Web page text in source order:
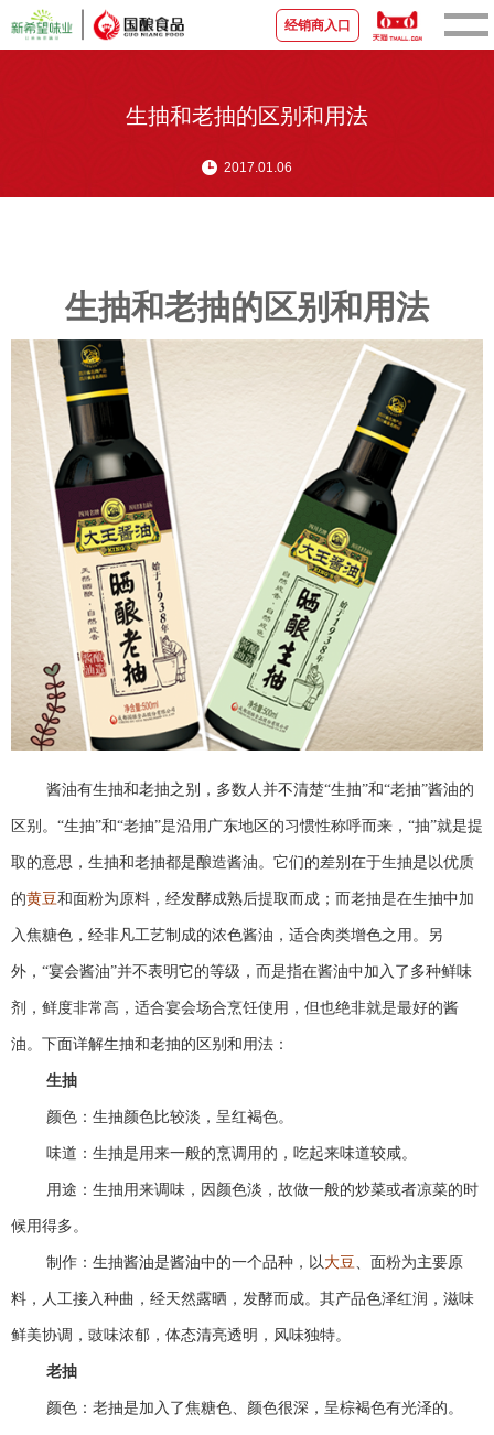
宣传视频
经销商入口
生抽和老抽的区别和用法
2017.01.06
生抽和老抽的区别和用法
酱油有生抽和老抽之别，多数人并不清楚“生抽”和“老抽”酱油的
区别。“生抽”和“老抽”是沿用广东地区的习惯性称呼而来，“抽”就是提
取的意思，生抽和老抽都是酿造酱油。它们的差别在于生抽是以优质
的黄豆和面粉为原料，经发酵成熟后提取而成；而老抽是在生抽中加
入焦糖色，经非凡工艺制成的浓色酱油，适合肉类增色之用。另
外，“宴会酱油”并不表明它的等级，而是指在酱油中加入了多种鲜味
剂，鲜度非常高，适合宴会场合烹饪使用，但也绝非就是最好的酱
油。下面详解生抽和老抽的区别和用法：
生抽
颜色：生抽颜色比较淡，呈红褐色。
味道：生抽是用来一般的烹调用的，吃起来味道较咸。
用途：生抽用来调味，因颜色淡，故做一般的炒菜或者凉菜的时
候用得多。
制作：生抽酱油是酱油中的一个品种，以大豆、面粉为主要原
料，人工接入种曲，经天然露晒，发酵而成。其产品色泽红润，滋味
鲜美协调，豉味浓郁，体态清亮透明，风味独特。
老抽
颜色：老抽是加入了焦糖色、颜色很深，呈棕褐色有光泽的。